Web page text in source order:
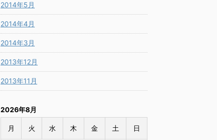
2014年5月
2014年4月
2014年3月
2013年12月
2013年11月
2026年8月
月 火 水 木 金 土 日